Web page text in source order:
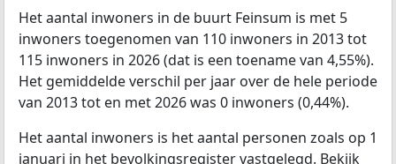
Het aantal inwoners in de buurt Feinsum is met 5
inwoners toegenomen van 110 inwoners in 2013 tot
115 inwoners in 2026 (dat is een toename van 4,55%).
Het gemiddelde verschil per jaar over de hele periode
van 2013 tot en met 2026 was 0 inwoners (0,44%).
Het aantal inwoners is het aantal personen zoals op 1
januari in het bevolkingsregister vastgelegd. Bekijk